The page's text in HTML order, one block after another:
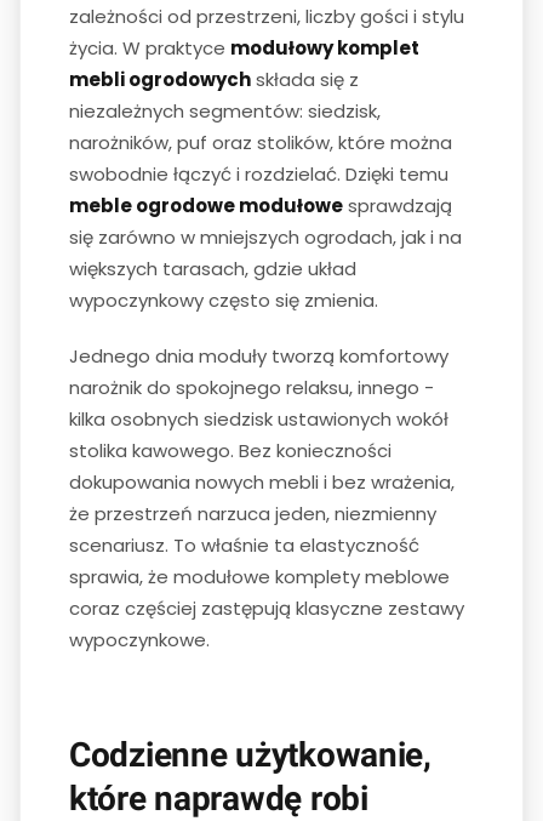
zależności od przestrzeni, liczby gości i stylu
życia. W praktyce modułowy komplet
mebli ogrodowychskłada się z
niezależnych segmentów: siedzisk,
narożników, puf oraz stolików, które można
swobodnie łączyć i rozdzielać. Dzięki temu
meble ogrodowe modułowesprawdzają
się zarówno w mniejszych ogrodach, jak i na
większych tarasach, gdzie układ
wypoczynkowy często się zmienia.
Jednego dnia moduły tworzą komfortowy
narożnik do spokojnego relaksu, innego -
kilka osobnych siedzisk ustawionych wokół
stolika kawowego. Bez konieczności
dokupowania nowych mebli i bez wrażenia,
że przestrzeń narzuca jeden, niezmienny
scenariusz. To właśnie ta elastyczność
sprawia, że modułowe komplety meblowe
coraz częściej zastępują klasyczne zestawy
wypoczynkowe.
Codzienne użytkowanie,
które naprawdę robi